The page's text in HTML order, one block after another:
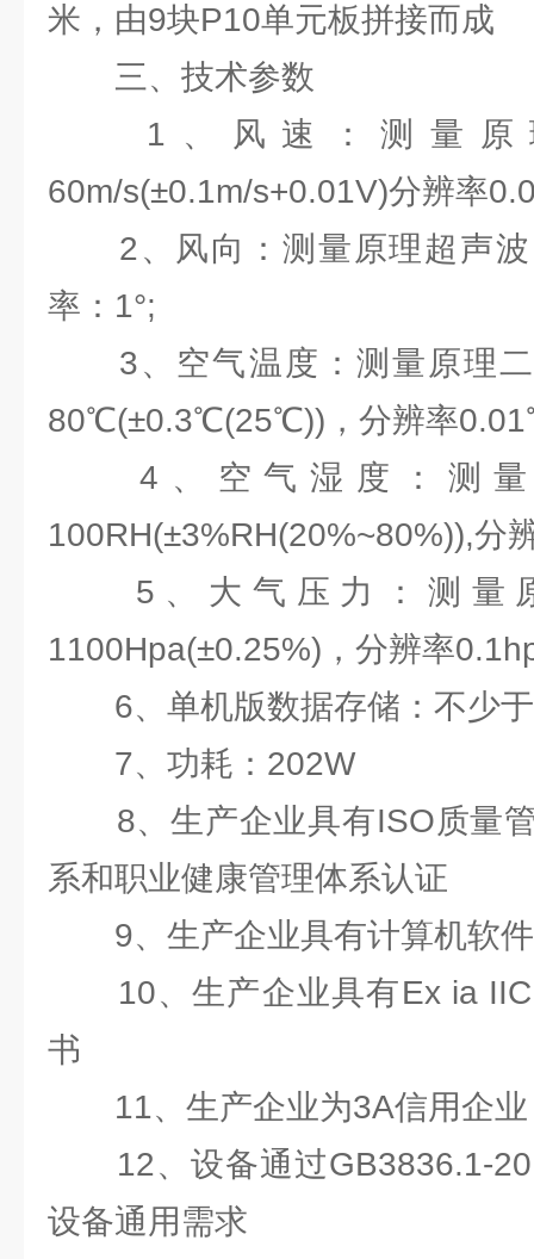
米，由9块P10单元板拼接而成
三、技术参数
1、风速：测量原
60m/s(±0.1m/s+0.01V)分辨率
2、风向：测量原理超声波
率：1°;
3、空气温度：测量原理二
80℃(±0.3℃(25℃))，分辨率
4、空气湿度：测量
100RH(±3%RH(20%~80%)),分
5、大气压力：测量原
1100Hpa(±0.25%)，分辨率
6、单机版数据存储：不少于
7、功耗：202W
8、生产企业具有ISO质量管
系和职业健康管理体系认证
9、生产企业具有计算机软件
10、生产企业具有Ex ia IIC
书
11、生产企业为3A信用企业
12、设备通过GB3836.1-
设备通用需求